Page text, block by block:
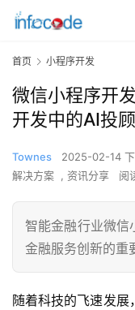
首页 小程序开发
微信小程序开
开发中的AI投
Townes 2025-02-14
解决方案 , 资讯分享 阅
智能金融行业微信
金融服务创新的重
随着科技的飞速发